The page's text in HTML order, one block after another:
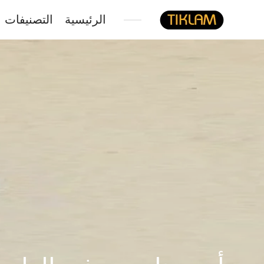
نصل
الرئيسية التصنيفات